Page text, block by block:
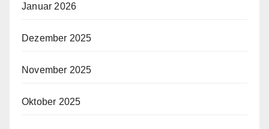
Januar 2026
Dezember 2025
November 2025
Oktober 2025